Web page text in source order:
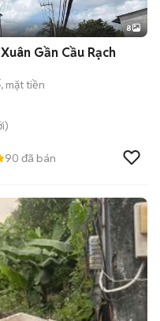
+2
8
Gần Cầu Rạch
mặt tiền
90 đã bán